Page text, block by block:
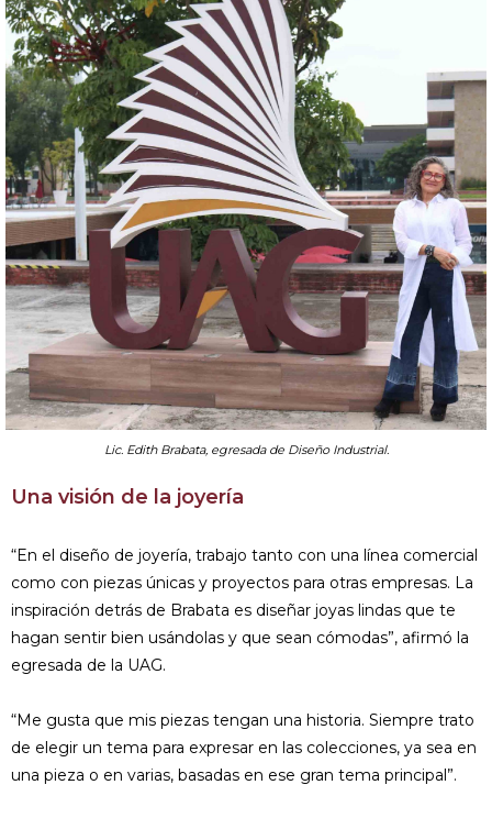
Lic. Edith Brabata, egresada de Diseño Industrial.
Una visión de la joyería
“En el diseño de joyería, trabajo tanto con una línea comercial
como con piezas únicas y proyectos para otras empresas. La
inspiración detrás de Brabata es diseñar joyas lindas que te
hagan sentir bien usándolas y que sean cómodas”, afirmó la
egresada de la UAG.
“Me gusta que mis piezas tengan una historia. Siempre trato
de elegir un tema para expresar en las colecciones, ya sea en
una pieza o en varias, basadas en ese gran tema principal”.